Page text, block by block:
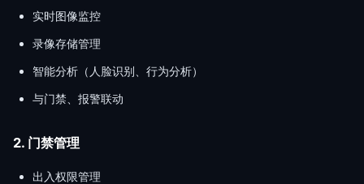
实时图像监控
录像存储管理
智能分析（人脸识别、行为分析）
与门禁、报警联动
2. 门禁管理
出入权限管理